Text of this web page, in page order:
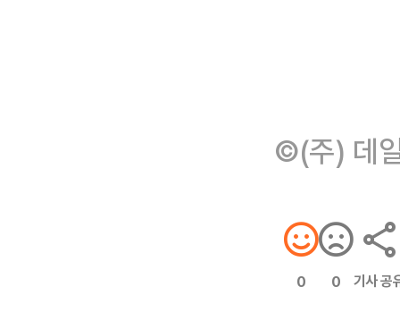
©(주) 데
0 0 기사 공